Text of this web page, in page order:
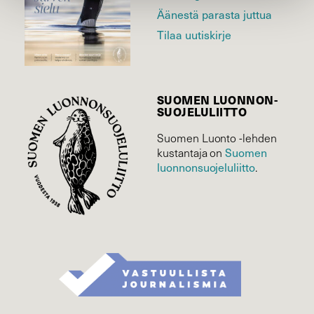
Äänestä parasta juttua
Tilaa uutiskirje
SUOMEN LUONNON­
SUOJELU­LIITTO
Suomen Luonto -lehden
kustantaja onSuomen
luonnonsuojelu­liitto.